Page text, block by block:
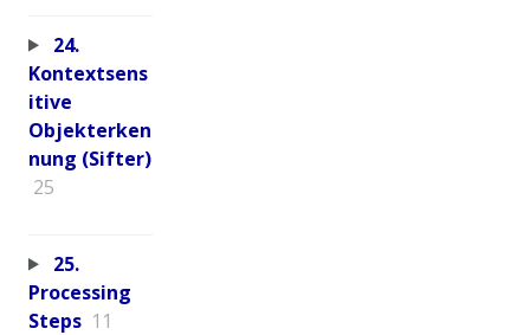
24.
Kontextsens
itive
Objekterken
nung (Sifter)
25
25.
Processing
Steps 11